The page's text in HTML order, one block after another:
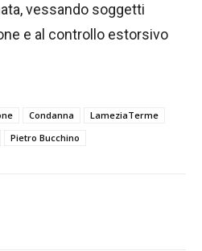
vessando soggetti
e al controllo estorsivo
Condanna
LameziaTerme
Pietro Bucchino